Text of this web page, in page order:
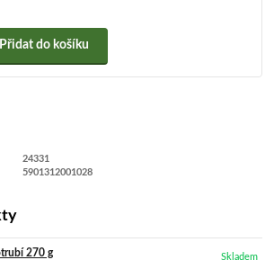
Přidat do košíku
24331
5901312001028
270 g Skladem